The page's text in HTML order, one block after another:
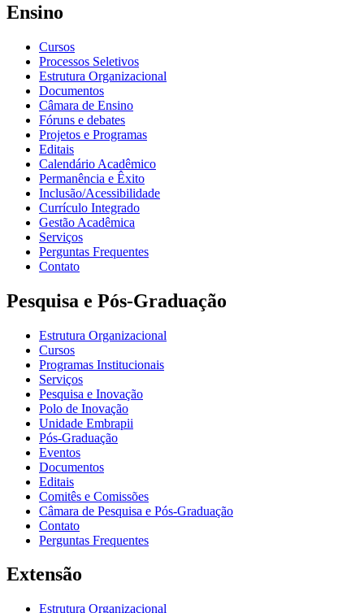
Ensino
Cursos
Processos Seletivos
Estrutura Organizacional
Documentos
Câmara de Ensino
Fóruns e debates
Projetos e Programas
Editais
Calendário Acadêmico
Permanência e Êxito
Inclusão/Acessibilidade
Currículo Integrado
Gestão Acadêmica
Serviços
Perguntas Frequentes
Contato
Pesquisa e Pós-Graduação
Estrutura Organizacional
Cursos
Programas Institucionais
Serviços
Pesquisa e Inovação
Polo de Inovação
Unidade Embrapii
Pós-Graduação
Eventos
Documentos
Editais
Comitês e Comissões
Câmara de Pesquisa e Pós-Graduação
Contato
Perguntas Frequentes
Extensão
Estrutura Organizacional